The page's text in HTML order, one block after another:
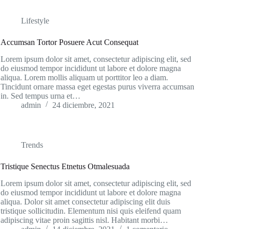
Lifestyle
Accumsan Tortor Posuere Acut Consequat
Lorem ipsum dolor sit amet, consectetur adipiscing elit, sed
do eiusmod tempor incididunt ut labore et dolore magna
aliqua. Lorem mollis aliquam ut porttitor leo a diam.
Tincidunt ornare massa eget egestas purus viverra accumsan
in. Sed tempus urna et…
admin
24 diciembre, 2021
Trends
Tristique Senectus Etnetus Otmalesuada
Lorem ipsum dolor sit amet, consectetur adipiscing elit, sed
do eiusmod tempor incididunt ut labore et dolore magna
aliqua. Dolor sit amet consectetur adipiscing elit duis
tristique sollicitudin. Elementum nisi quis eleifend quam
adipiscing vitae proin sagittis nisl. Habitant morbi…